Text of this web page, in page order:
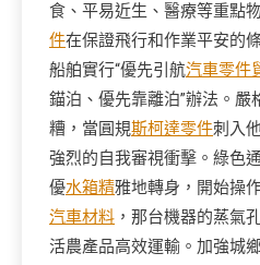
食、平易近生、醫療等重點
件在保證飛行和作業平安的
船舶實行“優先引航汽車零件
錨泊、優先靠離泊”辦法。嚴
糟，當圓規斯柯達零件刺入
強烈的自我審視衝擊。綠色
優水箱精雅地轉身，開始操
汽車材料 ，那台機器的蒸氣
活農產品高效運輸。加強城